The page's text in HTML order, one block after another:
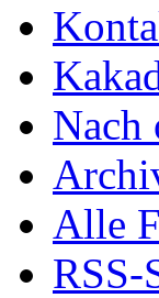
Nach
Alle
RSS-